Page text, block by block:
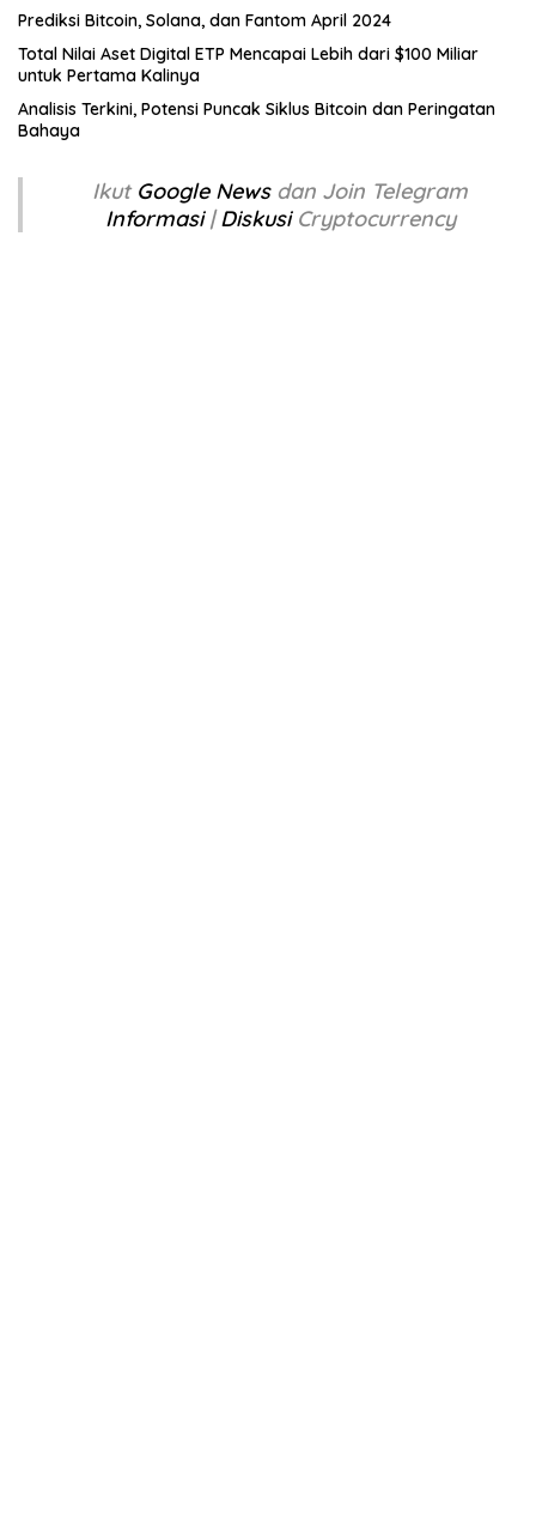
Prediksi Bitcoin, Solana, dan Fantom April 2024
Total Nilai Aset Digital ETP Mencapai Lebih dari $100 Miliar
untuk Pertama Kalinya
Analisis Terkini, Potensi Puncak Siklus Bitcoin dan Peringatan
Bahaya
Ikut Google News dan Join Telegram
Informasi|DiskusiCryptocurrency